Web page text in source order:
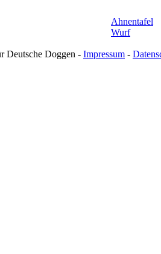
Ahnentafel
Wurf
Deutsche Doggen - Impressum -